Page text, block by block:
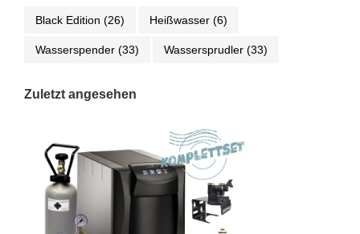
Black Edition (26) Heißwasser (6)
Wasserspender (33) Wassersprudler (33)
Zuletzt angesehen